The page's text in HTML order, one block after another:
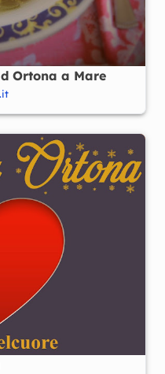
Ortona a Mare